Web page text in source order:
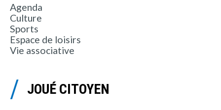
Agenda
Culture
Sports
Espace de loisirs
Vie associative
JOUÉ CITOYEN